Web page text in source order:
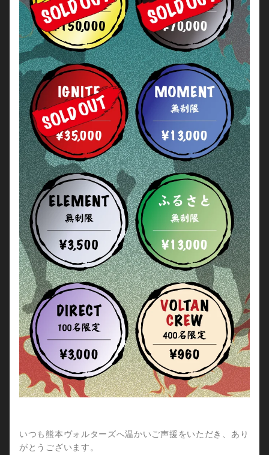
いつも熊本ヴォルターズへ温かいご声援をいただき、あり
がとうございます。